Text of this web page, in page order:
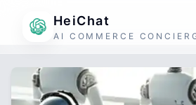
HeiChat
AI COMMERCE